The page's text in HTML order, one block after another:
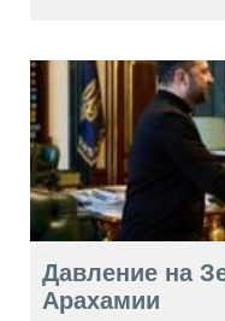
Давление на
Арахамии